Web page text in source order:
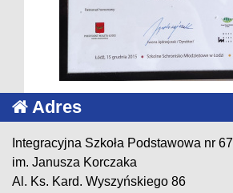
Adres
Integracyjna Szkoła Podstawowa nr 67
im. Janusza Korczaka
Al. Ks. Kard. Wyszyńskiego 86